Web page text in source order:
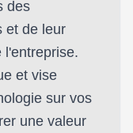
des
et de leur
l'entreprise.
et vise
sur vos
une valeur